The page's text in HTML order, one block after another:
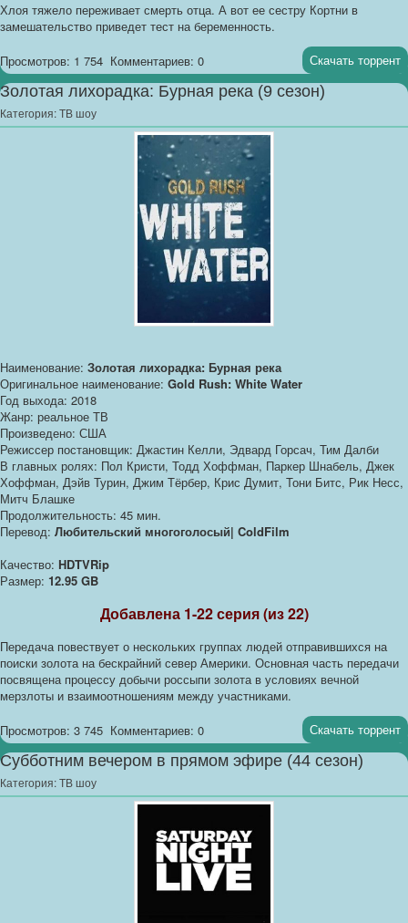
Хлоя тяжело переживает смерть отца. А вот ее сестру Кортни в
замешательство приведет тест на беременность.
Просмотров: 1 754 Комментариев: 0 Скачать торрент
Золотая лихорадка: Бурная река (9 сезон)
Категория:ТВ шоу
Наименование: Золотая лихорадка: Бурная река
Оригинальное наименование: Gold Rush: White Water
Год выхода: 2018
Жанр: реальное ТВ
Произведено: США
Режиссер постановщик: Джастин Келли, Эдвард Горсач, Тим Далби
В главных ролях: Пол Кристи, Тодд Хоффман, Паркер Шнабель, Джек
Хоффман, Дэйв Турин, Джим Тёрбер, Крис Думит, Тони Битс, Рик Несс,
Митч Блашке
Продолжительность: 45 мин.
Перевод: Любительский многоголосый| ColdFilm
Качество: HDTVRip
Размер: 12.95 GB
Добавлена 1-22 серия (из 22)
Передача повествует о нескольких группах людей отправившихся на
поиски золота на бескрайний север Америки. Основная часть передачи
посвящена процессу добычи россыпи золота в условиях вечной
мерзлоты и взаимоотношениям между участниками.
Просмотров: 3 745 Комментариев: 0 Скачать торрент
Субботним вечером в прямом эфире (44 сезон)
Категория:ТВ шоу